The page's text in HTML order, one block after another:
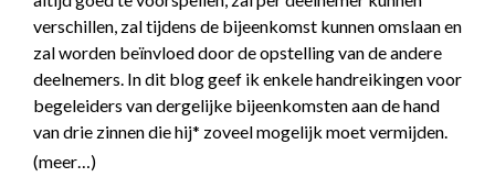
verschillen, zal tijdens de bijeenkomst kunnen omslaan en
zal worden beïnvloed door de opstelling van de andere
deelnemers. In dit blog geef ik enkele handreikingen voor
begeleiders van dergelijke bijeenkomsten aan de hand
van drie zinnen die hij* zoveel mogelijk moet vermijden.
(meer…)